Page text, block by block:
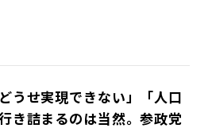
うせ実現できない」「人口
き詰まるのは当然。参政党